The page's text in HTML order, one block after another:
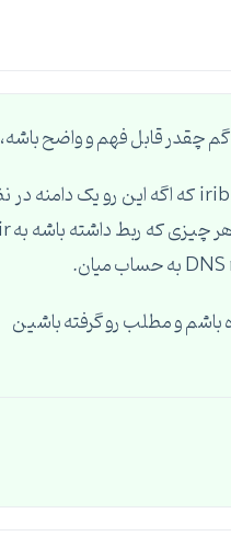
چقدر قابل فهم و واضح
باشم و مطلب رو گرفته باشین